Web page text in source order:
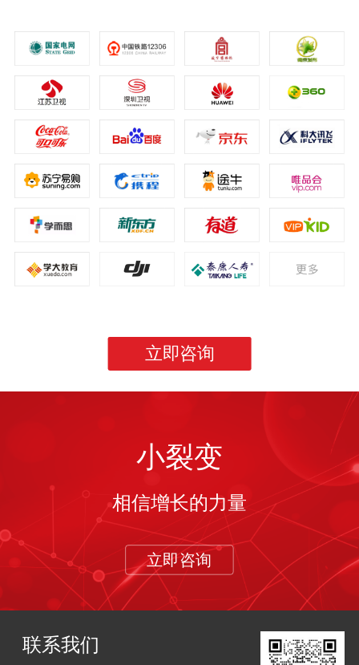
立即咨询
小裂变
相信增长的力量
立即咨询
联系我们